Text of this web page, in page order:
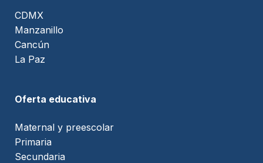
CDMX
Manzanillo
Cancún
La Paz
Oferta educativa
Maternal y preescolar
Primaria
Secundaria